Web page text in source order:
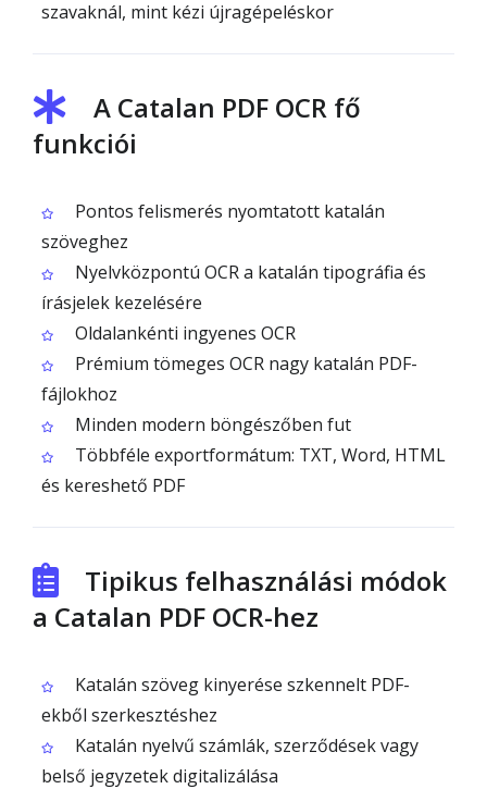
szavaknál, mint kézi újragépeléskor
A Catalan PDF OCR fő
funkciói
Pontos felismerés nyomtatott katalán
szöveghez
Nyelvközpontú OCR a katalán tipográfia és
írásjelek kezelésére
Oldalankénti ingyenes OCR
Prémium tömeges OCR nagy katalán PDF-
fájlokhoz
Minden modern böngészőben fut
Többféle exportformátum: TXT, Word, HTML
és kereshető PDF
Tipikus felhasználási módok
a Catalan PDF OCR-hez
Katalán szöveg kinyerése szkennelt PDF-
ekből szerkesztéshez
Katalán nyelvű számlák, szerződések vagy
belső jegyzetek digitalizálása